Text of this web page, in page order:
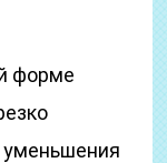
форме